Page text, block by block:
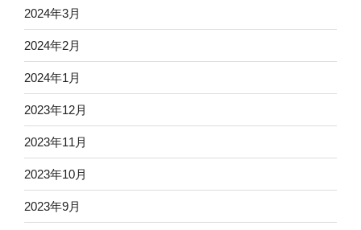
2024年3月
2024年2月
2024年1月
2023年12月
2023年11月
2023年10月
2023年9月